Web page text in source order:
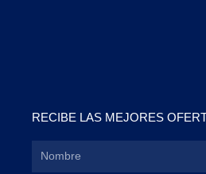
RECIBE LAS MEJORES